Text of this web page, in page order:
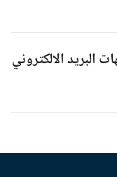
الالكتروني